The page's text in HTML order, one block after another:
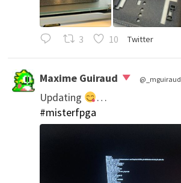
3 10 Twitter
Maxime Guiraud @_mguiraud
Updating
…
#misterfpga